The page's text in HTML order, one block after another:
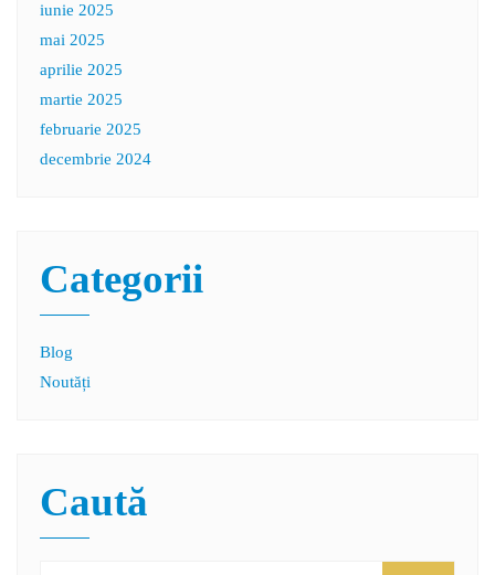
iunie 2025
mai 2025
aprilie 2025
martie 2025
februarie 2025
decembrie 2024
Categorii
Blog
Noutăți
Caută